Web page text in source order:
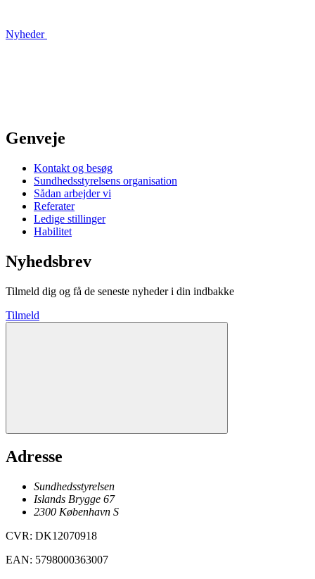
Nyheder
Genveje
Kontakt og besøg
Sundhedsstyrelsens organisation
Sådan arbejder vi
Referater
Ledige stillinger
Habilitet
Nyhedsbrev
Tilmeld dig og få de seneste nyheder i din indbakke
Tilmeld
Adresse
Sundhedsstyrelsen
Islands Brygge 67
2300 København S
CVR: DK12070918
EAN: 5798000363007